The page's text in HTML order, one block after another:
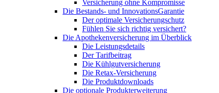
Versicherung ohne Kompromisse
Die Bestands- und InnovationsGarantie
Der optimale Versicherungschutz
Fühlen Sie sich richtig versichert?
Die Apothekenversicherung im Überblick
Die Leistungsdetails
Der Tarifbeitrag
Die Kühlgutversicherung
Die Retax-Versicherung
Die Produktdownloads
Die optionale Produkterweiterung